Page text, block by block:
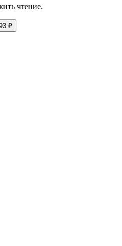
чтение.
₽